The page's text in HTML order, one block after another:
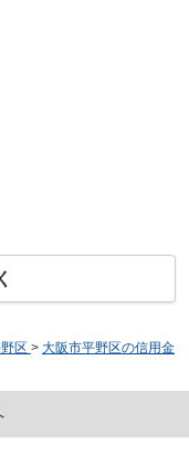
区 > 大阪市平野区の信用金